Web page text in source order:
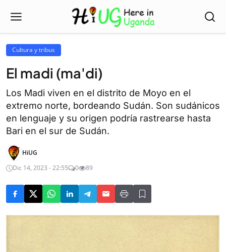
Cultura y tribus
El madi (ma'di)
Los Madi viven en el distrito de Moyo en el
extremo norte, bordeando Sudán. Son sudánicos
en lenguaje y su origen podría rastrearse hasta
Bari en el sur de Sudán.
HiUG
Dic 14, 2023 - 22:55
0 89